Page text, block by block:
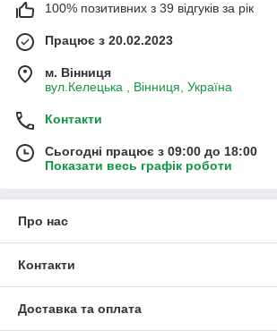
100% позитивних з 39 відгуків за рік
Працює з 20.02.2023
м. Вінниця
вул.Келецька , Вінниця, Україна
Контакти
Сьогодні працює з 09:00 до 18:00
Показати весь графік роботи
Про нас
Контакти
Доставка та оплата